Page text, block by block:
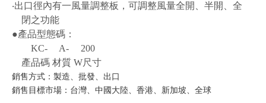
‧出口徑內有一風量調整板，可調整風量全開、半開、全
閉之功能
●產品型態碼：
KC- A- 200
產品碼 材質 W尺寸
銷售方式：製造、批發、出口
銷售目標市場：台灣、中國大陸、香港、新加坡、全球